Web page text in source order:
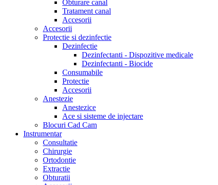
Obturare canal
Tratament canal
Accesorii
Accesorii
Protectie si dezinfectie
Dezinfectie
Dezinfectanti - Dispozitive medicale
Dezinfectanti - Biocide
Consumabile
Protectie
Accesorii
Anestezie
Anestezice
Ace si sisteme de injectare
Blocuri Cad Cam
Instrumentar
Consultatie
Chirurgie
Ortodontie
Extractie
Obturatii